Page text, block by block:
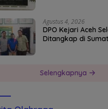
Agustus 4, 2026
DPO Kejari Aceh
Ditangkap di
Selengkapnya